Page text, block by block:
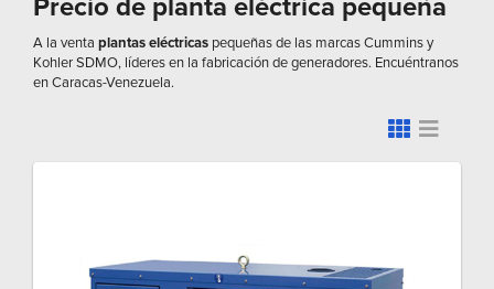
Precio de planta eléctrica pequeña
A la venta plantas eléctricas pequeñas de las marcas Cummins y
Kohler SDMO, líderes en la fabricación de generadores. Encuéntranos
en Caracas-Venezuela.